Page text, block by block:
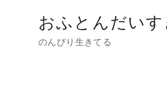
おふとんだい
のんびり生きてる